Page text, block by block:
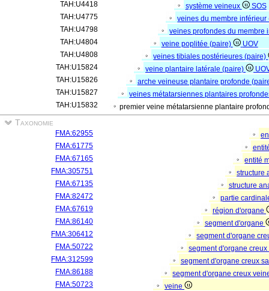
TAH:U4418
système veineux
SOS
TAH:U4775
veines du membre
TAH:U4798
veines profondes du membre
TAH:U4804
veine poplitée (paire)
UOV
TAH:U4808
veines tibiales postérieures (paire)
TAH:U15824
veine plantaire latérale (paire)
TAH:U15826
arche veineuse plantaire profonde
TAH:U15827
veines métatarsiennes plantaires
TAH:U15832
premier veine métatarsienne plantaire
Taxonomie
FMA:62955
FMA:61775
FMA:67165
entité
FMA:305751
structure
FMA:67135
structure
FMA:82472
partie
FMA:67619
région d'organe
FMA:86140
segment d'organe
FMA:306412
segment d'organe
FMA:50722
segment d'organe
FMA:312599
segment d'organe creux
FMA:86188
segment d'organe creux
FMA:50723
veine